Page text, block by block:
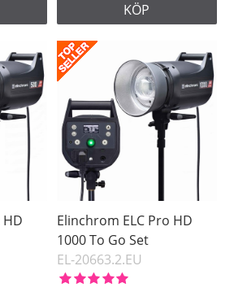
KÖP
Elinchrom ELC Pro HD
1000 To Go Set
EL-20663.2.EU